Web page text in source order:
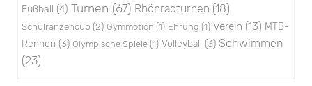
Fußball
(4) Turnen (67) Rhönradturnen (18)
Schulranzencup (2) Gymmotion (1) Ehrung (1) Verein (13) MTB-
Rennen (3) Olympische Spiele (1) Volleyball (3) Schwimmen
(23)